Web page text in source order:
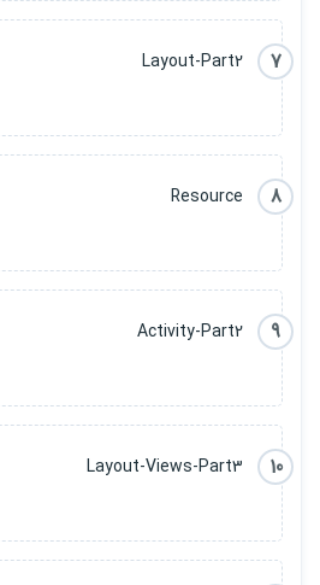
درمورد اپ فروشگاهی لطفا ویدیوی معرفی
بطور خلاصه ما قرار است یک دوره ی پرمحتوا
پیشنیاز: آشنایی بابرنامه نویسی JAVA
(حتما مباحث شی گرایی را بلد باشد)
نکته: چند ساعت ابتدایی دوره به منظور
کیفیت تدریس رایگان عرضه خواهد شد .
7
Layout-Part2
8
Resource
9
Activity-Part2
10
Layout-Views-Part3